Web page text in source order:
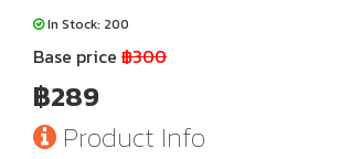
In Stock: 200
Base price ฿300
฿289
Product Info